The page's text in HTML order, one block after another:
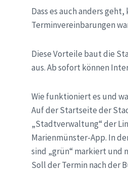
Dass es auch anders
Terminvereinbarungen
Diese Vorteile baut die
aus. Ab sofort können
Wie funktioniert es und
Auf der Startseite der
„Stadtverwaltung“ der
Marienmünster-App. In
sind „grün“ markiert und
Soll der Termin nach der